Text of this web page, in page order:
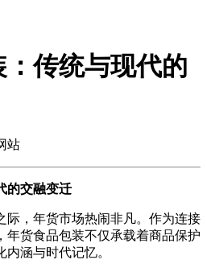
传统与现代的
站
的交融变迁
，年货市场热闹非凡。作为连接
年货食品包装不仅承载着商品保护
涵与时代记忆。